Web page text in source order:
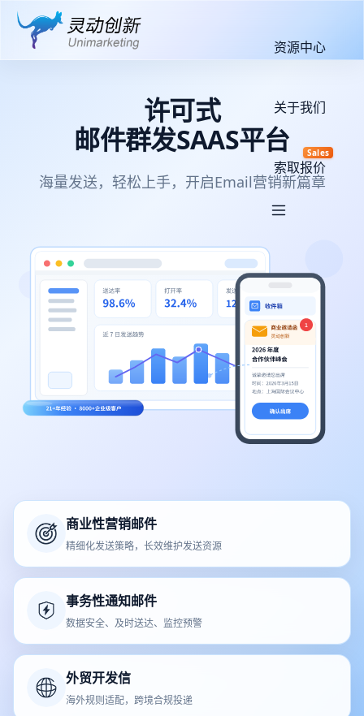
资源中心
关于我们
索取报价
Sales
许可式
邮件群发SAAS平台
海量发送，轻松上手，开启Email营销新篇章
商业性营销邮件
精细化发送策略，长效维护发送资源
事务性通知邮件
数据安全、及时送达、监控预警
外贸开发信
海外规则适配，跨境合规投递